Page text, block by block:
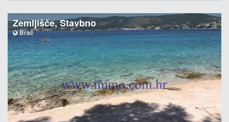
Zemljišče, Stavbno
Brač